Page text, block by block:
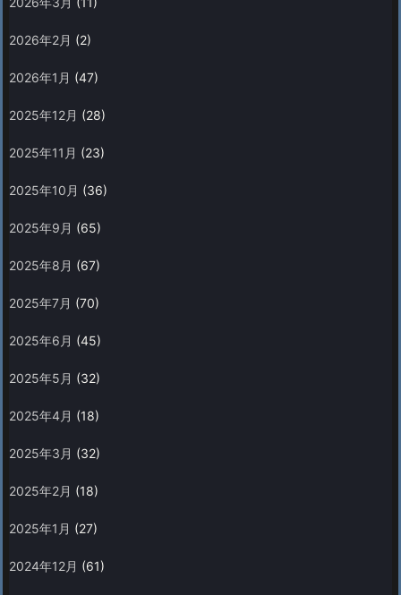
2026年2月 (2)
2026年1月 (47)
2025年12月 (28)
2025年11月 (23)
2025年10月 (36)
2025年9月 (65)
2025年8月 (67)
2025年7月 (70)
2025年6月 (45)
2025年5月 (32)
2025年4月 (18)
2025年3月 (32)
2025年2月 (18)
2025年1月 (27)
2024年12月 (61)